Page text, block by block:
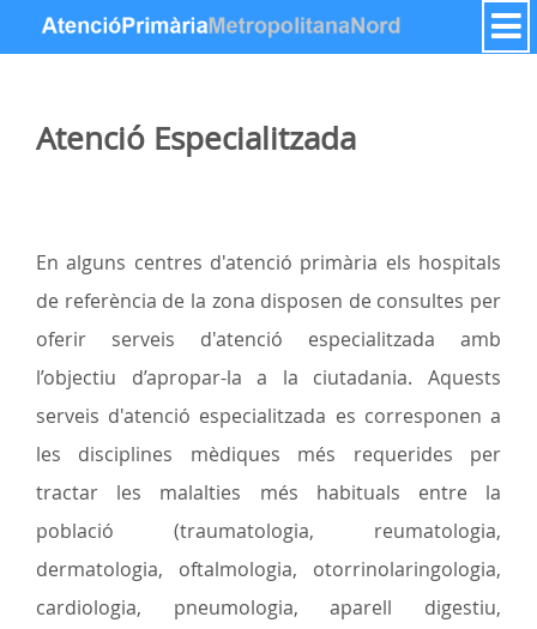
Hyppää sisältöön
Atenció Especialitzada
En alguns centres d'atenció primària els hospitals
de referència de la zona disposen de consultes per
oferir serveis d'atenció especialitzada amb
l’objectiu d’apropar-la a la ciutadania. Aquests
serveis d'atenció especialitzada es corresponen a
les disciplines mèdiques més requerides per
tractar les malalties més habituals entre la
població (traumatologia, reumatologia,
dermatologia, oftalmologia, otorrinolaringologia,
cardiologia, pneumologia, aparell digestiu,